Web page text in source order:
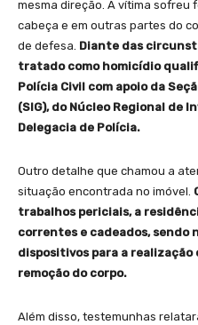
mesma direção. A vítima sofreu
cabeça e em outras partes do
de defesa. Diante das
tratado como homicídio
Polícia Civil com apoio da
(SIG), do Núcleo Regional de
Delegacia de Polícia.
Outro detalhe que chamou a
situação encontrada no imóvel.
trabalhos periciais, a
correntes e cadeados, sendo
dispositivos para a realização
remoção do corpo.
Além disso, testemunhas